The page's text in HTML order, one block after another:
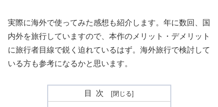
実際に海外で使ってみた感想も紹介します。年に数回、国
内外を旅行していますので、本作のメリット・デメリット
に旅行者目線で鋭く迫れているはず。海外旅行で検討して
いる方も参考になるかと思います。
目次